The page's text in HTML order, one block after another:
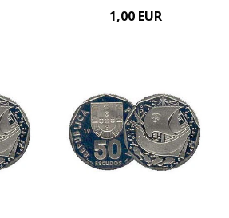
1,00 EUR